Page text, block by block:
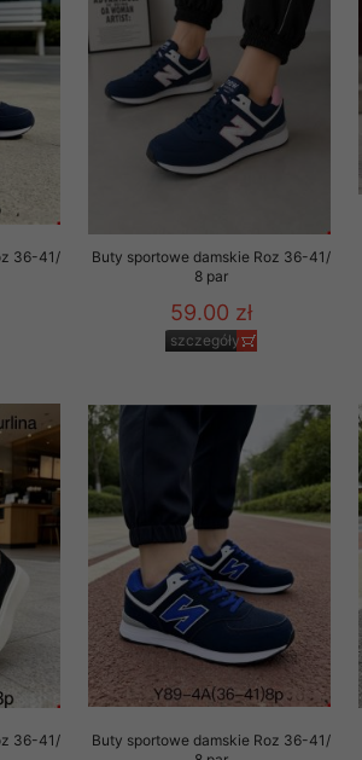
36-41/
Buty sportowe damskie Roz 36-41/
8 par
59.00 zł
szczegóły
36-41/
Buty sportowe damskie Roz 36-41/
to zgodę. Dotyczy to w
przez nas linka
i nowościach w
danych